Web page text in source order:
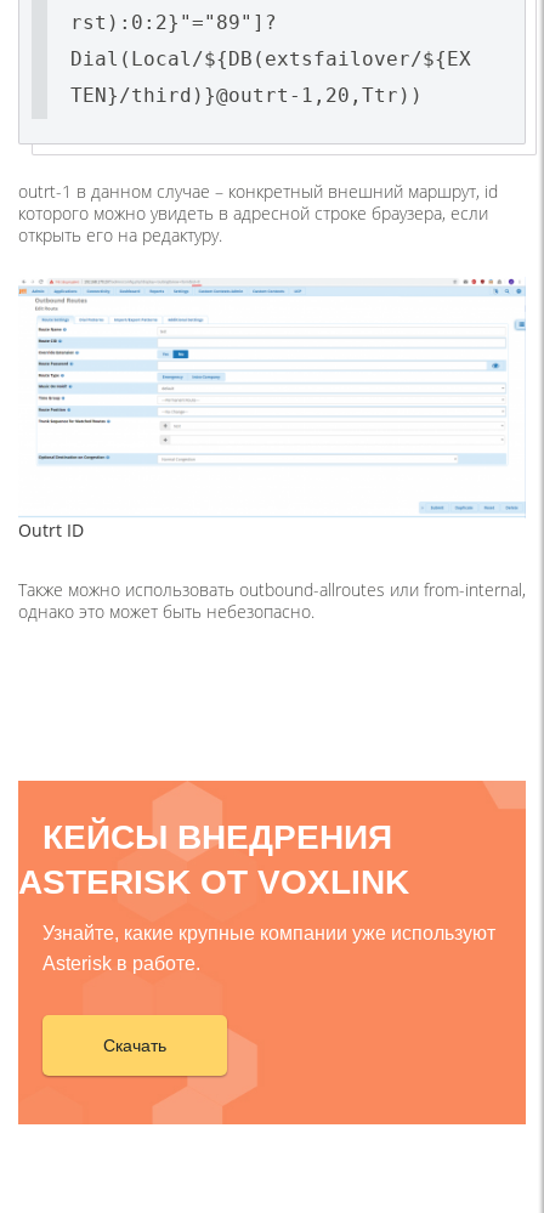
rst):0:2}"="89"]?
Dial(Local/${DB(extsfailover/${EX
TEN}/third)}@outrt-1,20,Ttr))
outrt-1 в данном случае – конкретный внешний маршрут, id
которого можно увидеть в адресной строке браузера, если
открыть его на редактуру.
Outrt ID
Также можно использовать outbound-allroutes или from-internal,
однако это может быть небезопасно.
КЕЙСЫ ВНЕДРЕНИЯ
ASTERISK ОТ VOXLINK
Узнайте, какие крупные компании уже используют
Asterisk в работе.
Скачать